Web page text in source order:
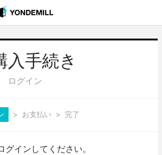
入手続き
ログイン
お支払い 完了
インしてください。